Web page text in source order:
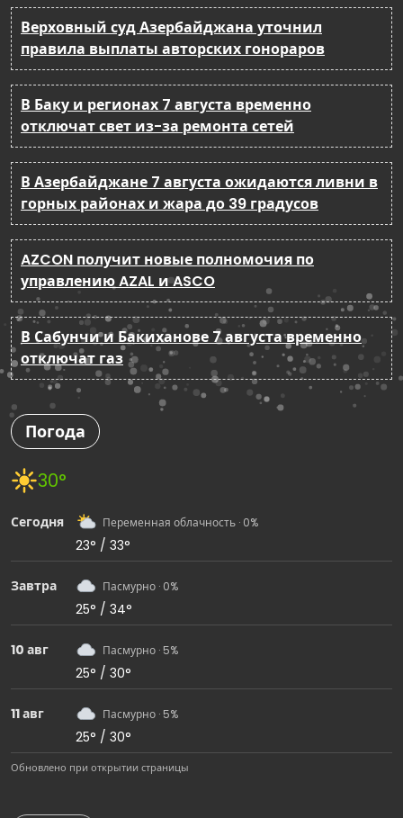
Верховный суд Азербайджана уточнил
правила выплаты авторских гонораров
В Баку и регионах 7 августа временно
отключат свет из-за ремонта сетей
В Азербайджане 7 августа ожидаются ливни в
горных районах и жара до 39 градусов
AZCON получит новые полномочия по
управлению AZAL и ASCO
В Сабунчи и Бакиханове 7 августа временно
отключат газ
Погода
30°
Сегодня Переменная облачность · 0%
23° / 33°
Завтра Пасмурно · 0%
25° / 34°
10 авг Пасмурно · 5%
25° / 30°
11 авг Пасмурно · 5%
25° / 30°
Обновлено при открытии страницы